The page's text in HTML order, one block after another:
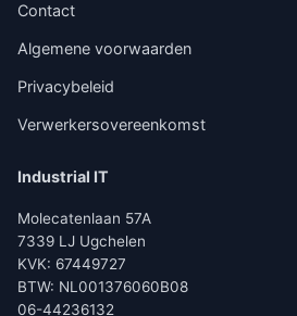
Contact
Algemene voorwaarden
Privacybeleid
Verwerkersovereenkomst
Industrial IT
Molecatenlaan 57A
7339 LJ Ugchelen
KVK: 67449727
BTW: NL001376060B08
06-44236132